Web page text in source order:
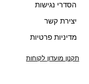
הסדרי נגישות
יצירת קשר
מדיניות פרטיות
תקנון מועדון לקוחות